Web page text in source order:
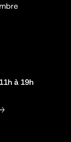
à 19h